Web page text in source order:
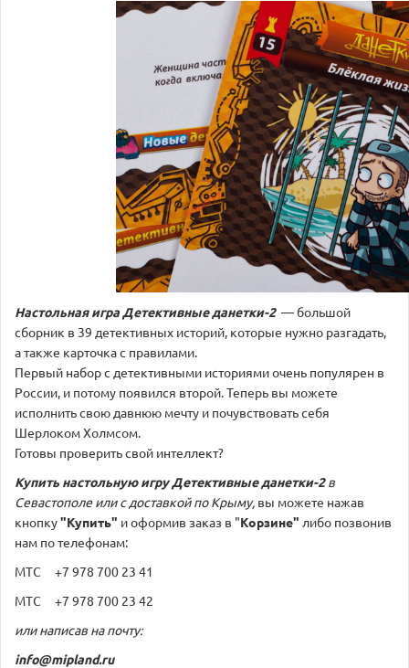
Настольная играДетективные данетки-2 — большой
сборник в 39 детективных историй, которые нужно разгадать,
а также карточка с правилами.
Первый набор с детективными историями очень популярен в
России, и потому появился второй. Теперь вы можете
исполнить свою давнюю мечту и почувствовать себя
Шерлоком Холмсом.
Готовы проверить свой интеллект?
Купить настольную игруДетективные данетки-2в
Севастополе или с доставкой по Крыму, вы можете нажав
кнопку"Купить" и оформив заказ в "Корзине" либо позвонив
нам по телефонам:
МТС +7 978 700 23 41
МТС +7 978 700 23 42
или написав на почту:
info@mipland.ru